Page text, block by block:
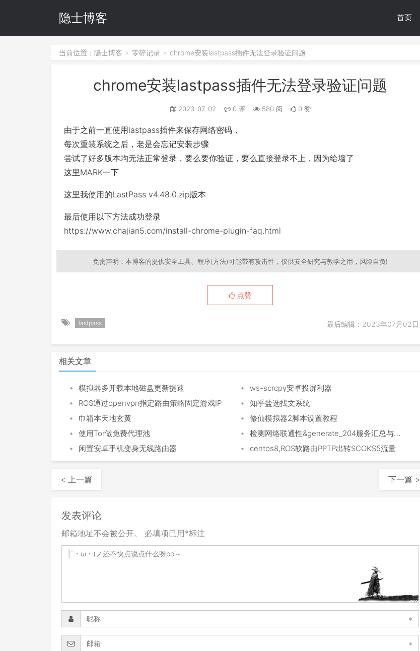
隐士博客 首页
当前位置： 隐士博客 > 零碎记录 > chrome安装lastpass插件无法登录验证问题
chrome安装lastpass插件无法登录验证问题
2023-07-02 0 评 580 阅 0 赞
由于之前一直使用lastpass插件来保存网络密码，
每次重装系统之后，老是会忘记安装步骤
尝试了好多版本均无法正常登录，要么要你验证，要么直接登录不上，因为给墙了
这里MARK一下
这里我使用的LastPass v4.48.0.zip版本
最后使用以下方法成功登录
https://www.chajian5.com/install-chrome-plugin-faq.html
免责声明：本博客的提供安全工具、程序(方法)可能带有攻击性，仅供安全研究与教学之用，风险自负!
点赞
lastpass 最后编辑：2023年07月02日
相关文章
• 模拟器多开载本地磁盘更新提速 • ws-scrcpy安卓投屏利器
• ROS通过openvpn指定路由策略固定游戏IP • 知乎盐选找文系统
• 巾箱本天地玄黄 • 修仙模拟器2脚本设置教程
• 使用Tor做免费代理池 • 检测网络联通性&generate_204服务汇总与评测
• 闲置安卓手机变身无线路由器 • centos8,ROS软路由PPTP出转SCOKS5流量
< 上一篇 下一篇 >
发表评论
邮箱地址不会被公开。 必填项已用*标注
*
*